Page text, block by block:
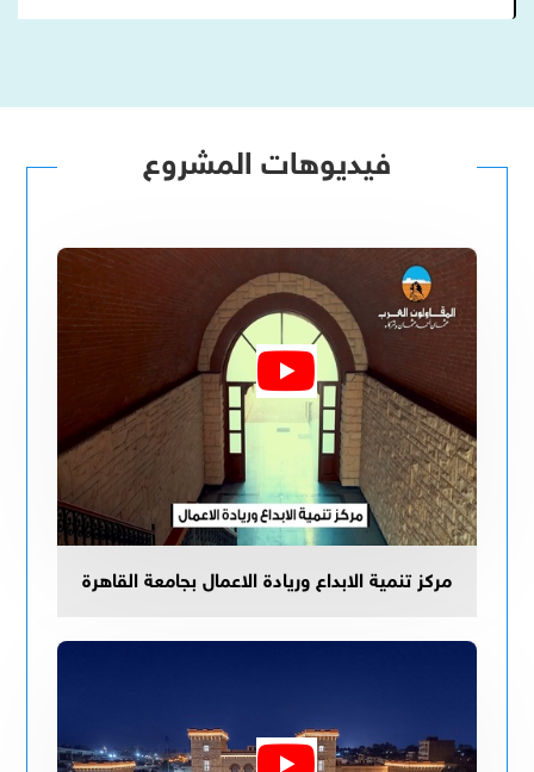
فيديوهات المشروع
مركز تنمية الابداع وريادة الاعمال بجامعة القاهرة